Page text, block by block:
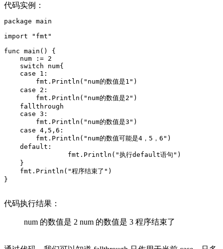
代码实例：
package main
import "fmt"
func main() {
num := 2
switch num{
case 1:
fmt.Println("num的数值是1")
case 2:
fmt.Println("num的数值是2")
fallthrough
case 3:
fmt.Println("num的数值是3")
case 4,5,6:
fmt.Println("num的数值可能是4，5，6")
default:
fmt.Println("执行default语句")
}
fmt.Println("程序结束了")
代码执行结果：
num 的数值是 2 num 的数值是 3 程序结束了